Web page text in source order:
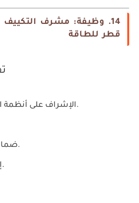
14. وظيفة: مشرف التكييف
قطر للطاقة
الإشراف على أنظمة التكييف والإضاءة.
ضمان كفاءة الأنظمة.
إعداد تقارير الأداء.